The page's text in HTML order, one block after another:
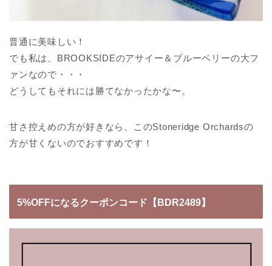
普通に美味しい！
でも私は、BROOKSIDEのアサイー＆ブルーベリーの大フ
ァンなので・・・
どうしてもそれには勝てなかったかな〜。
甘さ控えめの方が好きなら、このStoneridge Orchardsの
方が甘くないのでおすすめです！
5%OFFになるクーポンコード 【BDR2489】